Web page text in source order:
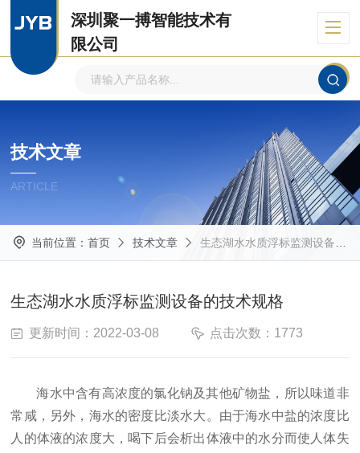
深圳聚一搏智能技术有
限公司
技术文章
ARTICLE
当前位置： 首页 技术文章 生态湖水水质浮标监测设备的技术规格
生态湖水水质浮标监测设备的技术规格
更新时间：2022-03-08 点击次数：1773
海水中含有高浓度的氯化钠及其他矿物盐，所以味道非
常咸，另外，海水的密度比淡水大。由于海水中盐的浓度比
人的体液的浓度大，喝下后会析出体液中的水分而使人体失